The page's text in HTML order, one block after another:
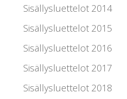
Sisällysluettelot 2014
Sisällysluettelot 2015
Sisällysluettelot 2016
Sisällysluettelot 2017
Sisällysluettelot 2018